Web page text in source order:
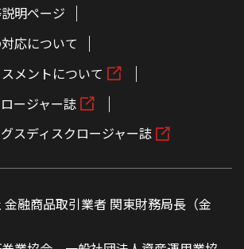
明ページ
応について
メントについて
ージャー誌
スディスクロージャー誌
融商品取引業者 関東財務局長（金